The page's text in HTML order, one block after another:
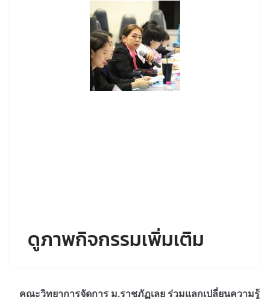
ดูภาพกิจกรรมเพิ่มเติม
คณะวิทยาการจัดการ ม.ราชภัฏเลย ร่วมแลกเปลี่ยนความรู้